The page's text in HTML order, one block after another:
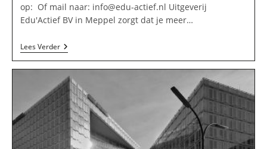
op: Of mail naar: info@edu-actief.nl Uitgeverij
Edu'Actief BV in Meppel zorgt dat je meer…
Lees VerderUitgeverij
Edu’Actief
In
Meppel